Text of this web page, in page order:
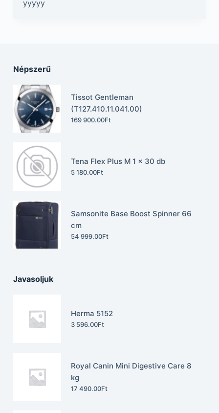
yyyyy
Népszerű
Tissot Gentleman
(T127.410.11.041.00)
169 900.00Ft
Tena Flex Plus M 1 x 30 db
5 180.00Ft
Samsonite Base Boost Spinner 66
cm
54 999.00Ft
Javasoljuk
Herma 5152
3 596.00Ft
Royal Canin Mini Digestive Care 8
kg
17 490.00Ft